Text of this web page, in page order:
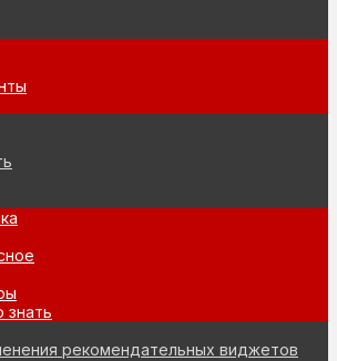
знать
рекомендательных виджетов